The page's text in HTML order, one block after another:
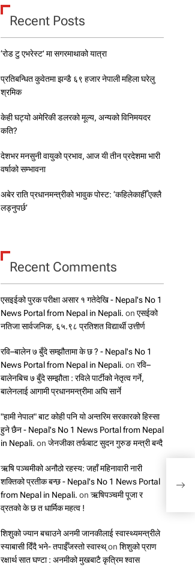
Recent Posts
‘रोड टु एभरेस्ट’ मा सगरमाथाको यात्रा
प्रतिबन्धित कुवेतमा झन्डै ६९ हजार नेपाली महिला घरेलु
श्रमिक
केही घट्यो अमेरिकी डलरको मूल्य, अन्यको विनिमयदर
कति?
देशभर मनसुनी वायुको प्रभाव, आज यी तीन प्रदेशमा भारी
वर्षाको सम्भावना
अबेर राति प्रधानमन्त्रीको भावुक पोस्ट: ‘कहिलेकाहीँ एक्लै
लड्नुपर्छ’
Recent Comments
एसइईको पुरक परीक्षा असार १ गतेदेखि - Nepal's No 1
News Portal from Nepal in Nepali. on एसईको
नतिजा सार्वजनिक, ६५.९८ प्रतिशत विद्यार्थी उत्तीर्ण
रवि–बालेन ७ बुँदे सम्झौतामा के छ ? - Nepal's No 1
News Portal from Nepal in Nepali. on रवि–
बालेनबिच ७ बुँदे सम्झौता : रविले पार्टीको नेतृत्व गर्ने,
बालेनलाई आगामी प्रधानमन्त्रीमा अघि सार्ने
"हामी नेपाल" बाट कोही पनि यो अन्तरिम सरकारको हिस्सा
हुने छैन - Nepal's No 1 News Portal from Nepal
in Nepali. on जेनजीका तर्फबाट सुदन गुरुङ मन्त्री बन्दै
ऋषि पञ्चमीको अनौठो रहस्य: जहाँ महिनावारी नारी
शक्तिको प्रतीक बन्छ - Nepal's No 1 News Portal
from Nepal in Nepali. on ऋषिपञ्चमी पूजा र
व्रतको के छ त धार्मिक महत्व !
शिशुको ज्यान बचाउने अनमी जानकीलाई स्वास्थ्यमन्त्रीले
स्याबासी दिँदै भने- तपाईँजस्तो स्वास्थ्on शिशुको प्राण
रक्षार्थ सात घण्टा : अनमीको मुखबाटै कृत्रिम श्वास